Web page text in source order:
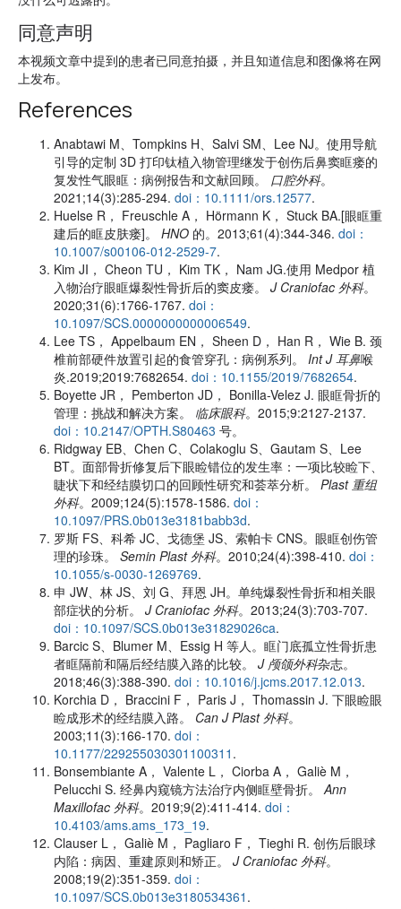
同意声明
本视频文章中提到的患者已同意拍摄，并且知道信息和图像将在网
上发布。
References
Anabtawi M、Tompkins H、Salvi SM、Lee NJ。使用导航
引导的定制 3D 打印钛植入物管理继发于创伤后鼻窦眶瘘的
复发性气眼眶：病例报告和文献回顾。 口腔外科。
2021;14(3):285-294. doi：10.1111/ors.12577.
Huelse R， Freuschle A， Hörmann K， Stuck BA.[眼眶重
建后的眶皮肤瘘]。 HNO 的。2013;61(4):344-346. doi：
10.1007/s00106-012-2529-7.
Kim JI， Cheon TU， Kim TK， Nam JG.使用 Medpor 植
入物治疗眼眶爆裂性骨折后的窦皮瘘。 J Craniofac 外科。
2020;31(6):1766-1767. doi：
10.1097/SCS.0000000000006549.
Lee TS， Appelbaum EN， Sheen D， Han R， Wie B. 颈
椎前部硬件放置引起的食管穿孔：病例系列。 Int J 耳鼻喉
炎.2019;2019:7682654. doi：10.1155/2019/7682654.
Boyette JR， Pemberton JD， Bonilla-Velez J. 眼眶骨折的
管理：挑战和解决方案。 临床眼科。2015;9:2127-2137.
doi：10.2147/OPTH.S80463 号。
Ridgway EB、Chen C、Colakoglu S、Gautam S、Lee
BT。面部骨折修复后下眼睑错位的发生率：一项比较睑下、
睫状下和经结膜切口的回顾性研究和荟萃分析。 Plast 重组
外科。2009;124(5):1578-1586. doi：
10.1097/PRS.0b013e3181babb3d.
罗斯 FS、科希 JC、戈德堡 JS、索帕卡 CNS。眼眶创伤管
理的珍珠。 Semin Plast 外科。2010;24(4):398-410. doi：
10.1055/s-0030-1269769.
申 JW、林 JS、刘 G、拜恩 JH。单纯爆裂性骨折和相关眼
部症状的分析。 J Craniofac 外科。2013;24(3):703-707.
doi：10.1097/SCS.0b013e31829026ca.
Barcic S、Blumer M、Essig H 等人。眶门底孤立性骨折患
者眶隔前和隔后经结膜入路的比较。 J 颅颌外科杂志。
2018;46(3):388-390. doi：10.1016/j.jcms.2017.12.013.
Korchia D， Braccini F， Paris J， Thomassin J. 下眼睑眼
睑成形术的经结膜入路。 Can J Plast 外科。
2003;11(3):166-170. doi：
10.1177/229255030301100311 .
Bonsembiante A， Valente L， Ciorba A， Galiè M，
Pelucchi S. 经鼻内窥镜方法治疗内侧眶壁骨折。 Ann
Maxillofac 外科。2019;9(2):411-414. doi：
10.4103/ams.ams_173_19.
Clauser L， Galiè M， Pagliaro F， Tieghi R. 创伤后眼球
内陷：病因、重建原则和矫正。 J Craniofac 外科。
2008;19(2):351-359. doi：
10.1097/SCS.0b013e3180534361 .